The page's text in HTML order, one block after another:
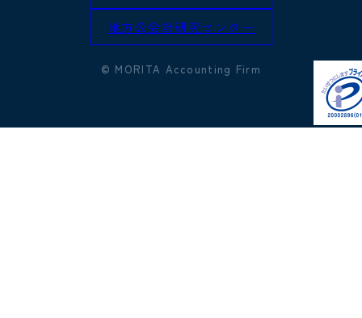
地方公会計研究センター
© MORITA Accounting Firm